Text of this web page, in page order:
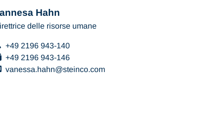
Hahn
delle risorse umane
+49 2196 943-140
+49 2196 943-146
vanessa.hahn
steinco com